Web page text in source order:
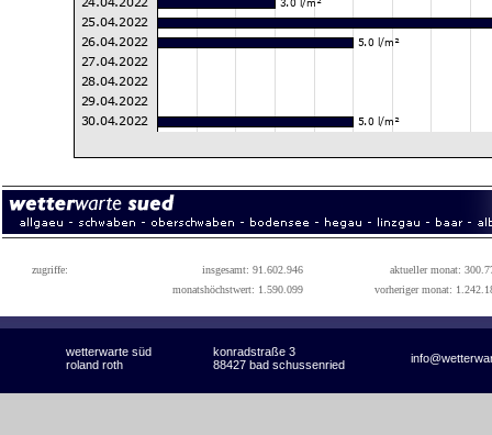
zugriffe: insgesamt: 91.602.946
aktueller monat:
monatshöchstwert: 1.590.099
vorheriger monat:
wetterwarte süd konradstraße 3
roland roth 88427 bad schussenried